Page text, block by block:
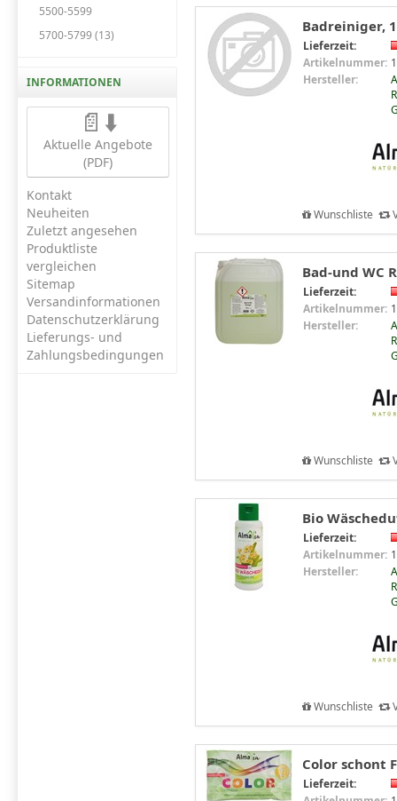
5500-5599
5700-5799 (13)
INFORMATIONEN
📄⬇️
Aktuelle Angebote
(PDF)
Kontakt
Neuheiten
Zuletzt angesehen
Produktliste
vergleichen
Sitemap
Versandinformationen
Datenschutzerklärung
Lieferungs- und
Zahlungsbedingungen
Badreiniger,
Lieferzeit:
Artikelnummer:
Hersteller:
Wunschliste
Bad-und WC
Lieferzeit:
Artikelnummer:
Hersteller:
Wunschliste
Bio
Lieferzeit:
Artikelnummer:
Hersteller:
Wunschliste
Color schont
Lieferzeit: